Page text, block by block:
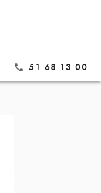
call 51 68 13 00
med